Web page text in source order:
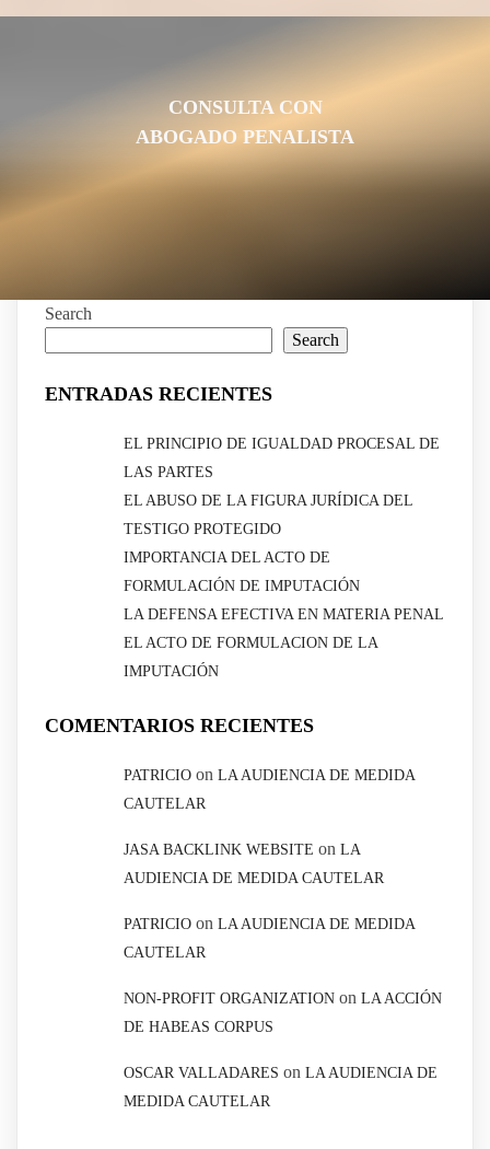
CONSULTA CON
ABOGADO PENALISTA
Search
Search
ENTRADAS RECIENTES
EL PRINCIPIO DE IGUALDAD PROCESAL DE
LAS PARTES
EL ABUSO DE LA FIGURA JURÍDICA DEL
TESTIGO PROTEGIDO
IMPORTANCIA DEL ACTO DE
FORMULACIÓN DE IMPUTACIÓN
LA DEFENSA EFECTIVA EN MATERIA PENAL
EL ACTO DE FORMULACION DE LA
IMPUTACIÓN
COMENTARIOS RECIENTES
PATRICIO on LA AUDIENCIA DE MEDIDA
CAUTELAR
JASA BACKLINK WEBSITE on LA
AUDIENCIA DE MEDIDA CAUTELAR
PATRICIO on LA AUDIENCIA DE MEDIDA
CAUTELAR
NON-PROFIT ORGANIZATION on LA ACCIÓN
DE HABEAS CORPUS
OSCAR VALLADARES on LA AUDIENCIA DE
MEDIDA CAUTELAR